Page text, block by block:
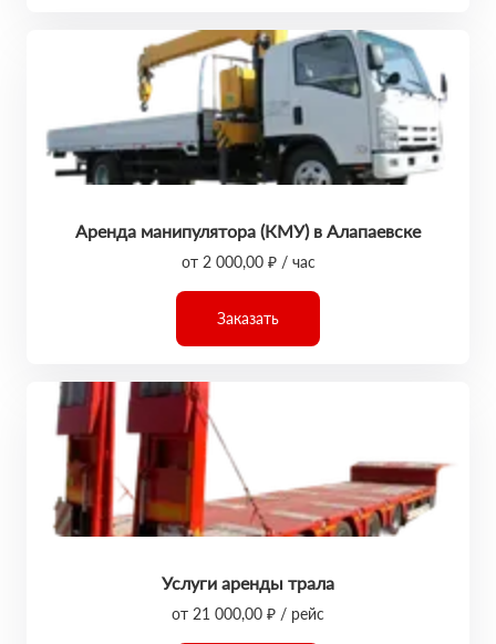
Аренда манипулятора (КМУ) в Алапаевске
от 2 000,00 ₽ / час
Заказать
Услуги аренды трала
от 21 000,00 ₽ / рейс